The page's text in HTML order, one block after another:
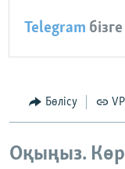
Telegram
Бөлісу
Оқыңыз.